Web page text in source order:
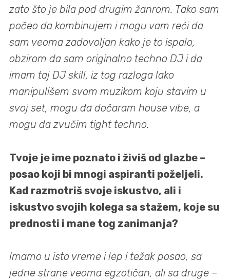
zato što je bila pod drugim žanrom. Tako sam
počeo da kombinujem i mogu vam reći da
sam veoma zadovoljan kako je to ispalo,
obzirom da sam originalno techno DJ i da
imam taj DJ skill, iz tog razloga lako
manipulišem svom muzikom koju stavim u
svoj set, mogu da dočaram house vibe, a
mogu da zvučim tight techno.
Tvoje je ime poznato i živiš od glazbe –
posao koji bi mnogi aspiranti poželjeli.
Kad razmotriš svoje iskustvo, ali i
iskustvo svojih kolega sa stažem, koje su
prednosti i mane tog zanimanja?
Imamo u isto vreme i lep i težak posao, sa
jedne strane veoma egzotičan, ali sa druge –